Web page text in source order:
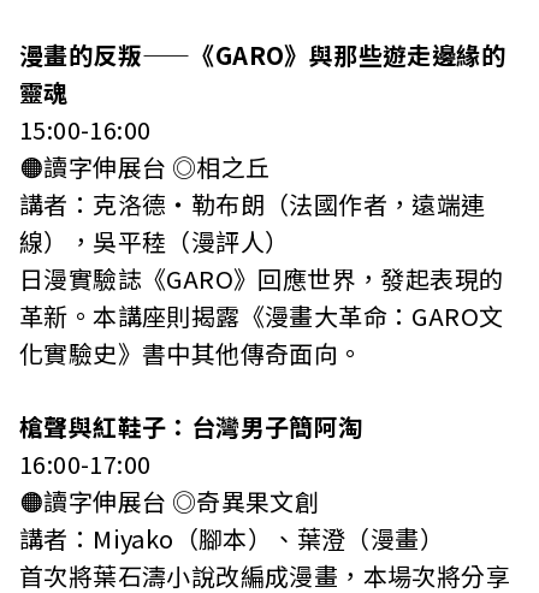
漫畫的反叛——《GARO》與那些遊走邊緣的
靈魂
15:00-16:00
🟠讀字伸展台 ◎相之丘
講者：克洛德・勒布朗（法國作者，遠端連
線），吳平稑（漫評人）
日漫實驗誌《GARO》回應世界，發起表現的
革新。本講座則揭露《漫畫大革命：GARO文
化實驗史》書中其他傳奇面向。
槍聲與紅鞋子：台灣男子簡阿淘
16:00-17:00
🟠讀字伸展台 ◎奇異果文創
講者：Miyako（腳本）、葉澄（漫畫）
首次將葉石濤小說改編成漫畫，本場次將分享